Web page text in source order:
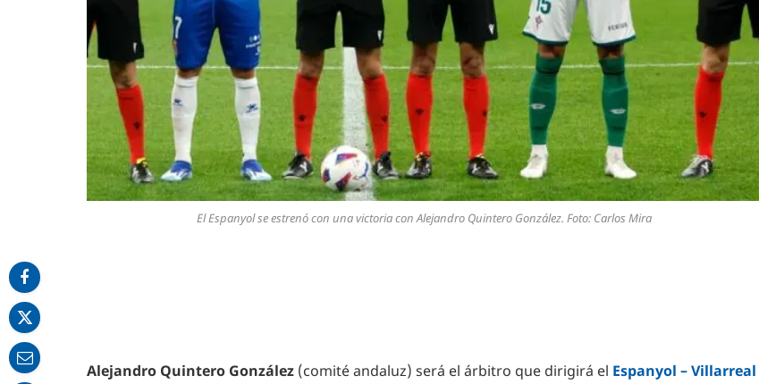
El Espanyol se estrenó con una victoria con Alejandro Quintero González. Foto: Carlos Mira
Alejandro Quintero González (comité andaluz) será el árbitro que dirigirá el Espanyol – Villarreal